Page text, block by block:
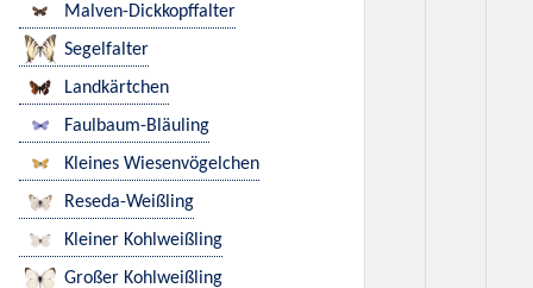
Malven-Dickkopffalter
Segelfalter
Landkärtchen
Faulbaum-Bläuling
Kleines Wiesenvögelchen
Reseda-Weißling
Kleiner Kohlweißling
Großer Kohlweißling